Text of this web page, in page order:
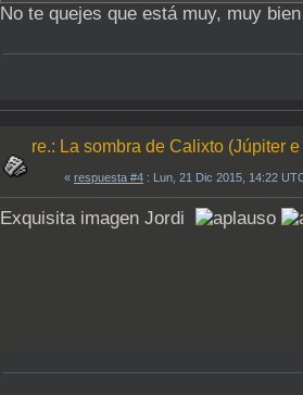
No te quejes que está muy, muy
re.: La sombra de Calixto (Júpiter
« respuesta #4 : Lun, 21 Dic 2015, 14:22
Exquisita imagen Jordi